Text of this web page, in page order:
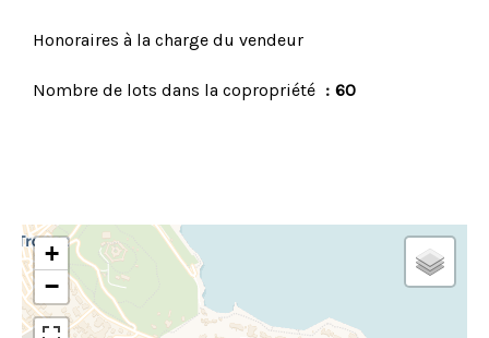
Honoraires à la charge du vendeur
Nombre de lots dans la copropriété 60
+
−